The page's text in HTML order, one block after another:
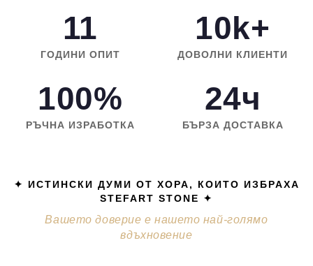
11
ГОДИНИ ОПИТ
10k+
ДОВОЛНИ КЛИЕНТИ
100%
РЪЧНА ИЗРАБОТКА
24ч
БЪРЗА ДОСТАВКА
✦ ИСТИНСКИ ДУМИ ОТ ХОРА, КОИТО ИЗБРАХА
STEFART STONE ✦
Вашето доверие е нашето най-голямо
вдъхновение